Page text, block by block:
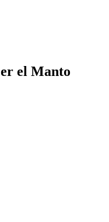
el Manto